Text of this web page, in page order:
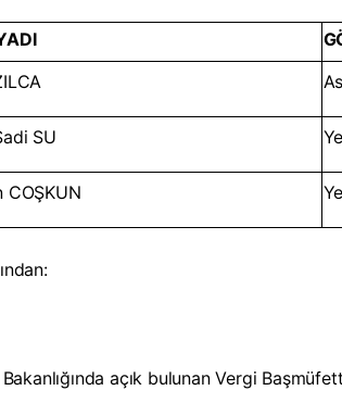
SU
COŞKUN
açık bulunan Vergi